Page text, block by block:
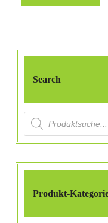
Search
Products search
Produkt-